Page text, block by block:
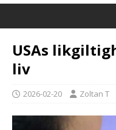
USAs
liv
2026-02-20 Zoltan T